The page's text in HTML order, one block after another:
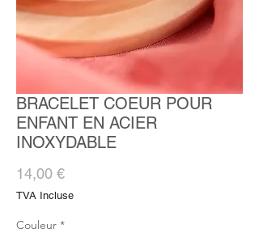
BRACELET COEUR POUR
ENFANT EN ACIER
INOXYDABLE
14,00 €Prix
TVA Incluse
Couleur *